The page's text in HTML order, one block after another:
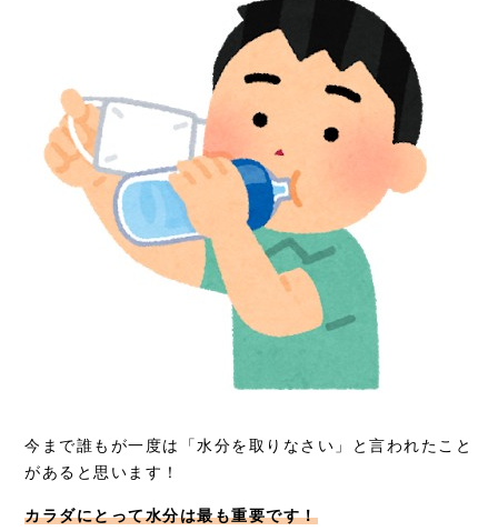
今まで誰もが一度は「水分を取りなさい」と言われたこと
があると思います！
カラダにとって水分は最も重要です！